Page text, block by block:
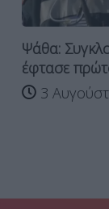
Ψάθα:
έφτασε
3